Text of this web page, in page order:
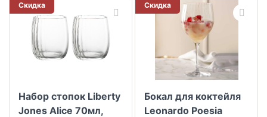
Скидка
Набор стопок Liberty
Jones Alice 70мл,
Скидка
Бокал для коктейля
Leonardo Poesia